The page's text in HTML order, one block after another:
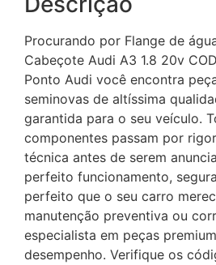
Procurando por Flange de
Cabeçote Audi A3 1.8 20v
Ponto Audi você encontra
seminovas de altíssima
garantida para o seu veículo.
componentes passam por
técnica antes de serem
perfeito funcionamento,
perfeito que o seu carro
manutenção preventiva ou
especialista em peças
desempenho. Verifique os